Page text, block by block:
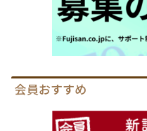
会員おすすめ